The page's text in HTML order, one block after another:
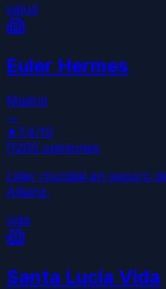
salud
Euler Hermes
Madrid
→
★7.4/10
1200 opiniones
Líder mundial en seguro
Allianz.
vida
Santa Lucía Vida